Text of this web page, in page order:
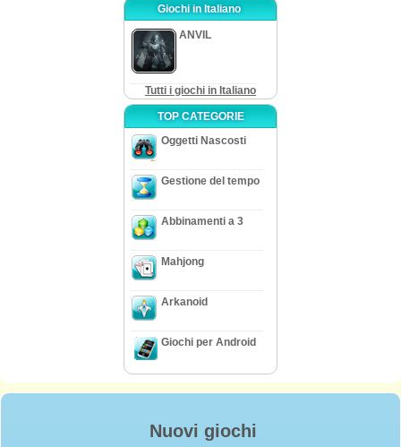
Giochi in Italiano
ANVIL
Tutti i giochi in Italiano
TOP CATEGORIE
Oggetti Nascosti
Gestione del tempo
Abbinamenti a 3
Mahjong
Arkanoid
Giochi per Android
Nuovi giochi